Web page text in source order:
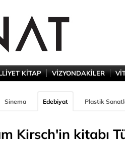
KİTAP VİZYONDAKİLER
Sinema Edebiyat Plastik
Kirsch'in kitabı